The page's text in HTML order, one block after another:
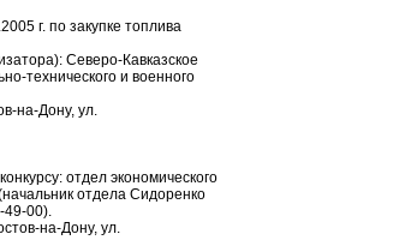
г. по закупке топлива
Северо-Кавказское
технического и военного
на-Дону, ул.
отдел экономического
отдела Сидоренко
49-00).
на-Дону, ул.